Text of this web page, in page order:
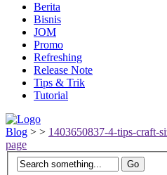
Berita
Bisnis
JOM
Promo
Refreshing
Release Note
Tips & Trik
Tutorial
Blog > > 1403650837-4-tips-craft-
page